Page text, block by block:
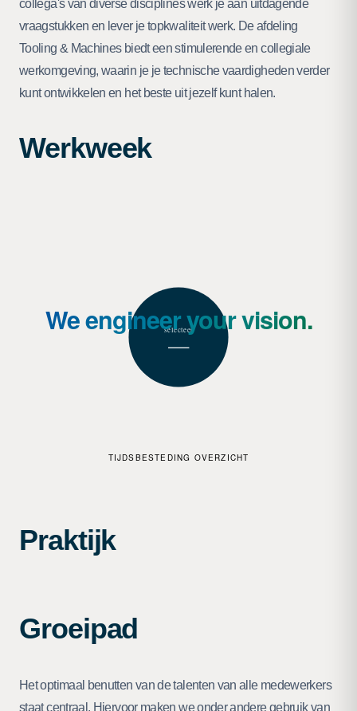
collega's van diverse disciplines werk je aan uitdagende
vraagstukken en lever je topkwaliteit werk. De afdeling
Tooling & Machines biedt een stimulerende en collegiale
werkomgeving, waarin je je technische vaardigheden verder
kunt ontwikkelen en het beste uit jezelf kunt halen.
Werkweek
selecteer
—
TIJDSBESTEDING OVERZICHT
Praktijk
Groeipad
Het optimaal benutten van de talenten van alle medewerkers
staat centraal. Hiervoor maken we onder andere gebruik van
We engineer your vision.